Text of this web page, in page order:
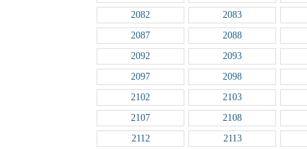
2082
2083
2087
2088
2092
2093
2097
2098
2102
2103
2107
2108
2112
2113